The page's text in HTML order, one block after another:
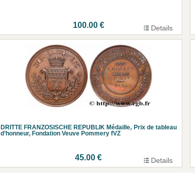
100.00 € Details
DRITTE FRANZOSISCHE REPUBLIK Médaille, Prix de tableau
d’honneur, Fondation Veuve Pommery fVZ
45.00 € Details